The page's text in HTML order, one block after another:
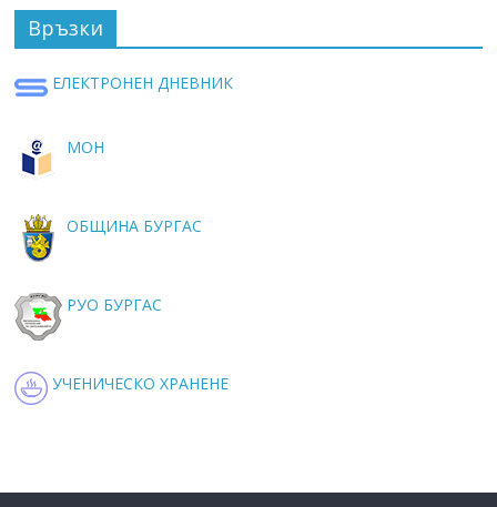
Връзки
ЕЛЕКТРОНЕН ДНЕВНИК
МОН
ОБЩИНА БУРГАС
РУО БУРГАС
УЧЕНИЧЕСКО ХРАНЕНЕ